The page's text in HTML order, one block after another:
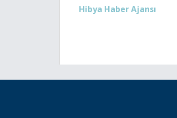
Hibya Haber Ajansı